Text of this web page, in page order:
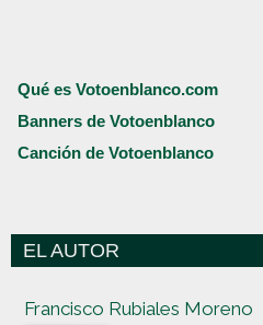
Qué es Votoenblanco.com
Banners de Votoenblanco
Canción de Votoenblanco
EL AUTOR
Francisco Rubiales Moreno